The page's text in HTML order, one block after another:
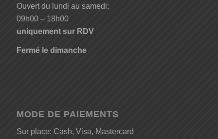
Ouvert du lundi au samedi:
09h00 – 18h00
uniquement sur RDV
Fermé le dimanche
MODE DE PAIEMENTS
Sur place: Cash, Visa, Mastercard